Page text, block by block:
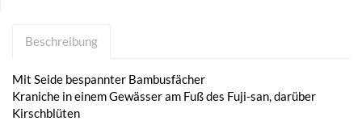
Beschreibung
Mit Seide bespannter Bambusfächer
Kraniche in einem Gewässer am Fuß des Fuji-san, darüber
Kirschblüten